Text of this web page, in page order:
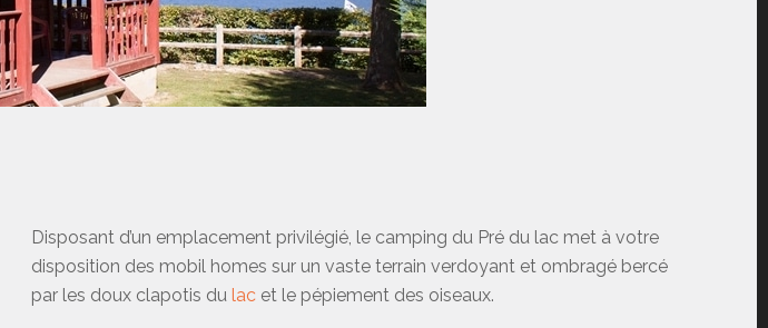
Disposant d’un emplacement privilégié, le camping du Pré du lac met à votre
disposition des mobil homes sur un vaste terrain verdoyant et ombragé bercé
par les doux clapotis du lac et le pépiement des oiseaux.